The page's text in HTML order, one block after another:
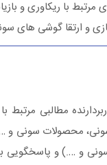
با ریکاوری و
و ارتقا گوشی های
مطالبی مرتبط با
سونی، محصولات سونی
و ….) و